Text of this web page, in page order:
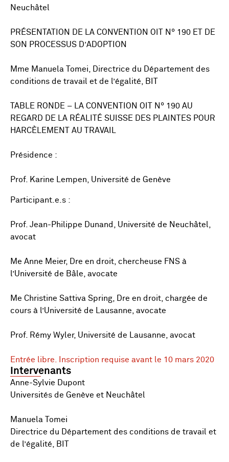
Neuchâtel
PRÉSENTATION DE LA CONVENTION OIT N° 190 ET DE
SON PROCESSUS D’ADOPTION
Mme Manuela Tomei, Directrice du Département des
conditions de travail et de l’égalité, BIT
TABLE RONDE – LA CONVENTION OIT N° 190 AU
REGARD DE LA RÉALITÉ SUISSE DES PLAINTES POUR
HARCÈLEMENT AU TRAVAIL
Présidence :
Prof. Karine Lempen, Université de Genève
Participant.e.s :
Prof. Jean-Philippe Dunand, Université de Neuchâtel,
avocat
Me Anne Meier, Dre en droit, chercheuse FNS à
l’Université de Bâle, avocate
Me Christine Sattiva Spring, Dre en droit, chargée de
cours à l’Université de Lausanne, avocate
Prof. Rémy Wyler, Université de Lausanne, avocat
Entrée libre. Inscription requise avant le 10 mars 2020
Intervenants
Anne-Sylvie Dupont
Universités de Genève et Neuchâtel
Manuela Tomei
Directrice du Département des conditions de travail et
de l’égalité, BIT